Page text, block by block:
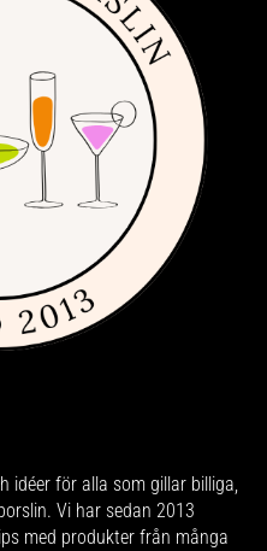
idéer för alla som gillar billiga,
Vi har sedan 2013
med produkter från många